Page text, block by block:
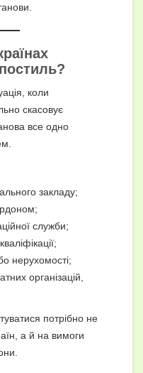
?
коли
скасовує
все одно
закладу;
служби;
нерухомості;
організацій,
потрібно не
а й на вимоги